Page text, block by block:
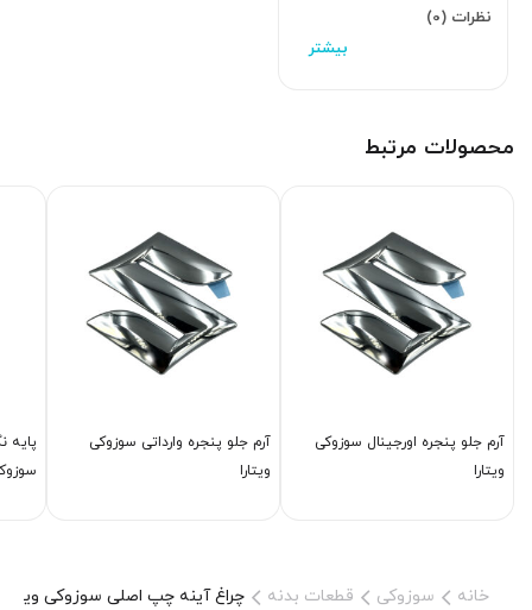
نظرات (0)
محصولات مرتبط
آرم جلو پنجره اورجینال سوزوکی
ویتارا
آرم جلو پنجره وارداتی سوزوکی
ویتارا
پایه
خانه سوزوکی قطعات بدنه چراغ آینه چپ اصلی سوزوکی ویتارا